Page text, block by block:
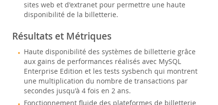
sites web et d'extranet pour permettre une haute
disponibilité de la billetterie.
Résultats et Métriques
Haute disponibilité des systèmes de billetterie grâce
aux gains de performances réalisés avec MySQL
Enterprise Edition et les tests sysbench qui montrent
une multiplication du nombre de transactions par
secondes jusqu'à 4 fois en 2 ans.
Fonctionnement fluide des plateformes de billetterie